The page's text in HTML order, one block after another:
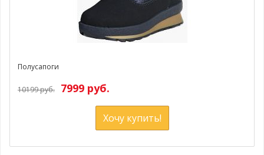
Полусапоги
10199 руб. 7999 руб.
Хочу купить!